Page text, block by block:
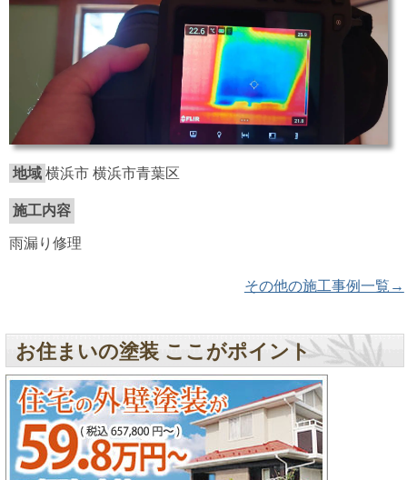
地域 横浜市 横浜市青葉区
施工内容
雨漏り修理
その他の施工事例一覧→
お住まいの塗装 ここがポイント